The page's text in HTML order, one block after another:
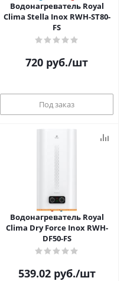
Водонагреватель Royal
Clima Stella Inox RWH-ST80-
FS
720 руб./шт
Под заказ
Водонагреватель Royal
Clima Dry Force Inox RWH-
DF50-FS
539.02руб./шт